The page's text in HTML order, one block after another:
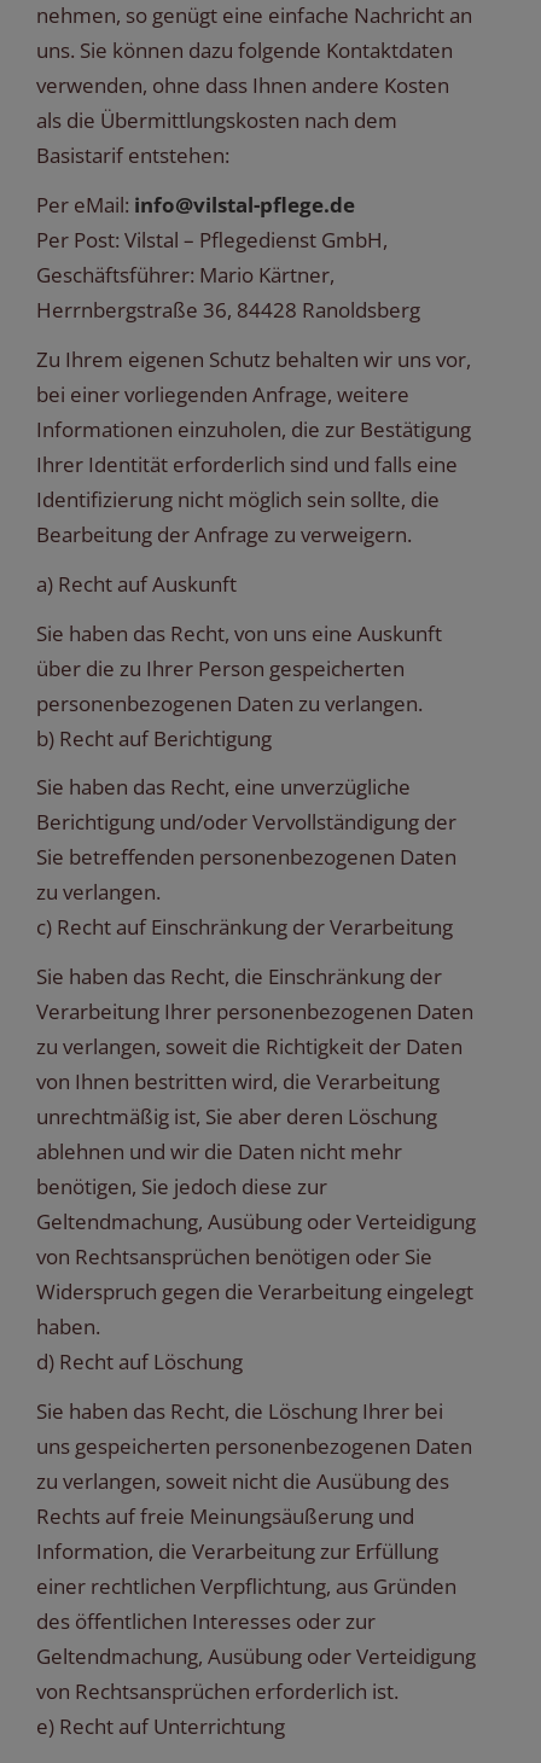
nehmen, so genügt eine einfache Nachricht an
uns. Sie können dazu folgende Kontaktdaten
verwenden, ohne dass Ihnen andere Kosten
als die Übermittlungskosten nach dem
Basistarif entstehen:
Per eMail: info@vilstal-pflege.de
Per Post: Vilstal – Pflegedienst GmbH,
Geschäftsführer: Mario Kärtner,
Herrnbergstraße 36, 84428 Ranoldsberg
Zu Ihrem eigenen Schutz behalten wir uns vor,
bei einer vorliegenden Anfrage, weitere
Informationen einzuholen, die zur Bestätigung
Ihrer Identität erforderlich sind und falls eine
Identifizierung nicht möglich sein sollte, die
Bearbeitung der Anfrage zu verweigern.
a) Recht auf Auskunft
Sie haben das Recht, von uns eine Auskunft
über die zu Ihrer Person gespeicherten
personenbezogenen Daten zu verlangen.
b) Recht auf Berichtigung
Sie haben das Recht, eine unverzügliche
Berichtigung und/oder Vervollständigung der
Sie betreffenden personenbezogenen Daten
zu verlangen.
c) Recht auf Einschränkung der Verarbeitung
Sie haben das Recht, die Einschränkung der
Verarbeitung Ihrer personenbezogenen Daten
zu verlangen, soweit die Richtigkeit der Daten
von Ihnen bestritten wird, die Verarbeitung
unrechtmäßig ist, Sie aber deren Löschung
ablehnen und wir die Daten nicht mehr
benötigen, Sie jedoch diese zur
Geltendmachung, Ausübung oder Verteidigung
von Rechtsansprüchen benötigen oder Sie
Widerspruch gegen die Verarbeitung eingelegt
haben.
d) Recht auf Löschung
Sie haben das Recht, die Löschung Ihrer bei
uns gespeicherten personenbezogenen Daten
zu verlangen, soweit nicht die Ausübung des
Rechts auf freie Meinungsäußerung und
Information, die Verarbeitung zur Erfüllung
einer rechtlichen Verpflichtung, aus Gründen
des öffentlichen Interesses oder zur
Geltendmachung, Ausübung oder Verteidigung
von Rechtsansprüchen erforderlich ist.
e) Recht auf Unterrichtung